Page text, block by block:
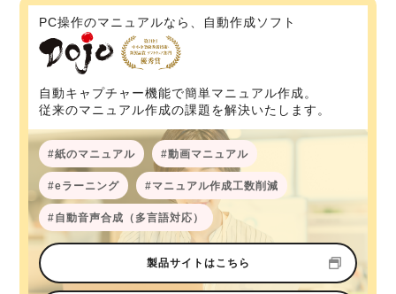
PC操作のマニュアルなら、自動作成ソフト
自動キャプチャー機能で簡単マニュアル作成。
従来のマニュアル作成の課題を解決いたします。
紙のマニュアル 動画マニュアル
eラーニング マニュアル作成工数削減
自動音声合成（多言語対応）
製品サイトはこちら